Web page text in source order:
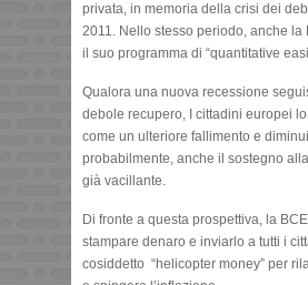
privata, in memoria della crisi dei
2011. Nello stesso periodo, anche la
il suo programma di “quantitative
Qualora una nuova recessione
debole recupero, I cittadini europei
come un ulteriore fallimento e
probabilmente, anche il sostegno
già vacillante.
Di fronte a questa prospettiva, la
stampare denaro e inviarlo a tutti i
cosiddetto “helicopter money” per